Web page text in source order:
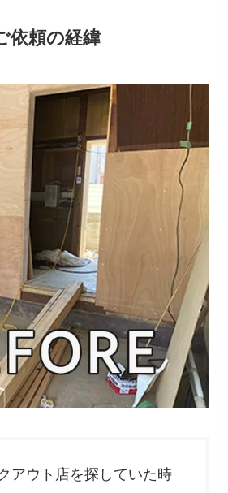
依頼の経緯
アウト店を探していた時